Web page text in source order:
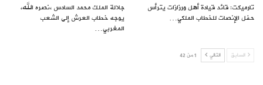
تارميكت: قائد قيادة أهل ورزازات يترأس
حفل الإنصات للخطاب الملكي…
جلالة الملك محمد السادس ،نصره الله،
يوجه خطاب العرش إلى الشعب
المغربي…
السابق التالي 1 من 42